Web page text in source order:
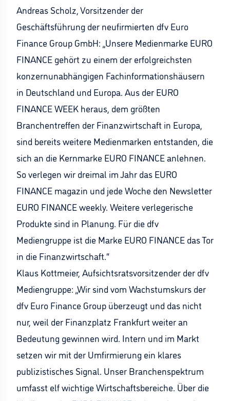
Andreas Scholz, Vorsitzender der
Geschäftsführung der neufirmierten dfv Euro
Finance Group GmbH: „Unsere Medienmarke EURO
FINANCE gehört zu einem der erfolgreichsten
konzernunabhängigen Fachinformationshäusern
in Deutschland und Europa. Aus der EURO
FINANCE WEEK heraus, dem größten
Branchentreffen der Finanzwirtschaft in Europa,
sind bereits weitere Medienmarken entstanden, die
sich an die Kernmarke EURO FINANCE anlehnen.
So verlegen wir dreimal im Jahr das EURO
FINANCE magazin und jede Woche den Newsletter
EURO FINANCE weekly. Weitere verlegerische
Produkte sind in Planung. Für die dfv
Mediengruppe ist die Marke EURO FINANCE das Tor
in die Finanzwirtschaft.“
Klaus Kottmeier, Aufsichtsratsvorsitzender der dfv
Mediengruppe: „Wir sind vom Wachstumskurs der
dfv Euro Finance Group überzeugt und das nicht
nur, weil der Finanzplatz Frankfurt weiter an
Bedeutung gewinnen wird. Intern und im Markt
setzen wir mit der Umfirmierung ein klares
publizistisches Signal. Unser Branchenspektrum
umfasst elf wichtige Wirtschaftsbereiche. Über die